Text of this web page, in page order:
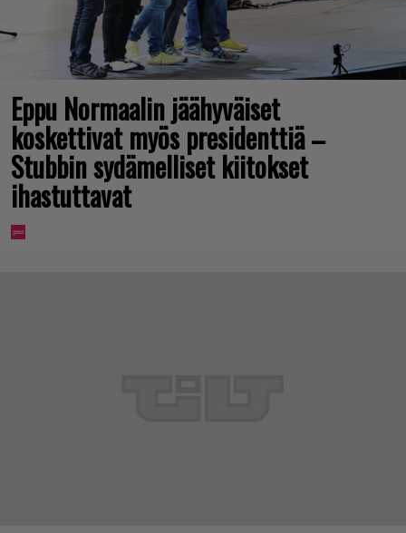
Eppu Normaalin jäähyväiset
koskettivat myös presidenttiä –
Stubbin sydämelliset kiitokset
ihastuttavat